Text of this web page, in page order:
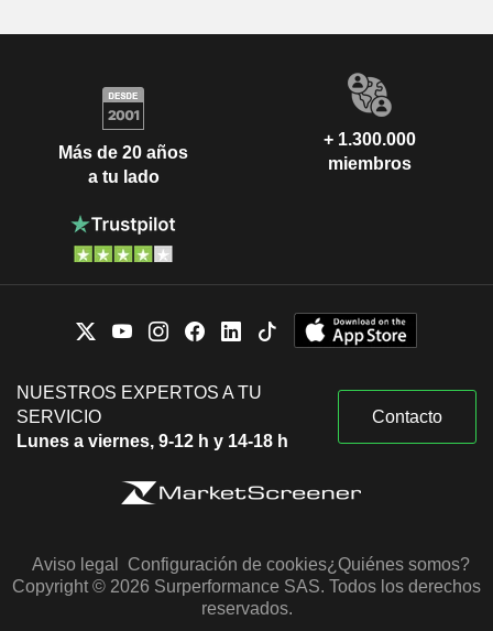
Más de 20 años
a tu lado
+ 1.300.000
miembros
NUESTROS EXPERTOS A TU
SERVICIO
Lunes a viernes, 9-12 h y 14-18 h
Contacto
Aviso legal Configuración de cookies¿Quiénes somos?
Copyright © 2026 Surperformance SAS. Todos los derechos
reservados.